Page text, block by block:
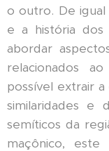
o outro. De
e a história dos
abordar
relacionados
possível extrair
similaridades e
semíticos da
maçônico,